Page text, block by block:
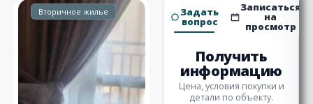
Вторичное жилье Задать
вопрос
Записаться
на
просмотр
Получить
информацию
Цена, условия покупки и
детали по объекту.